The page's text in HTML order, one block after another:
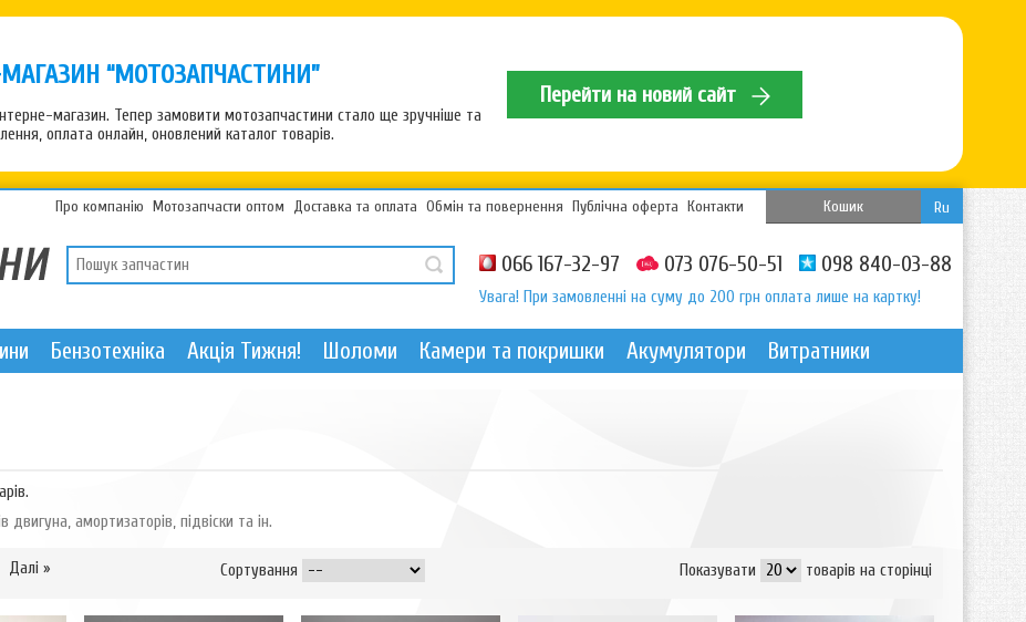
“МОТОЗАПЧАСТИНИ”
магазин. Тепер замовити мотозапчастини стало ще зручніше та
оплата онлайн, оновлений каталог товарів.
Перейти на новий сайт
Ru
Про компанію Мотозапчасти оптом Доставка та оплата Обмін та повернення Публічна оферта Контакти Кошик
066 167-32-97 073 076-50-51 098 840-03-88
Увага! При замовленні на суму до 200 грн оплата лише на картку!
Бензотехніка Акція Тижня! Шоломи Камери та покришки Акумулятори Витратники
двигуна, амортизаторів, підвіски та ін.
Далі » Показувати товарів на сторінці
Сортування